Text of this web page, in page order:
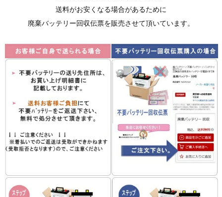
送料がお安くなる場合があるために
廃棄バッテリー回収伝票を販売させて頂いています。